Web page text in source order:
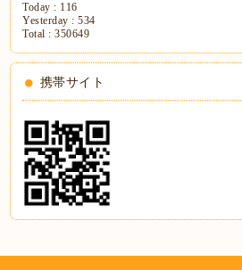
Today : 116
Yesterday :534
Total :350649
携帯サイト